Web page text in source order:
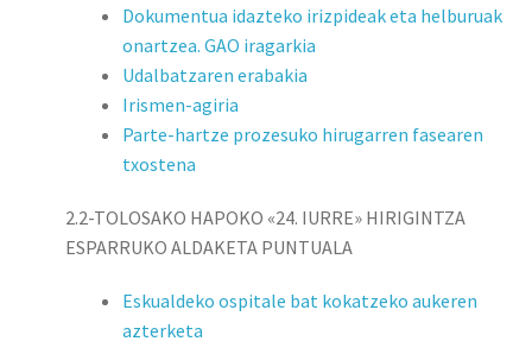
Dokumentua idazteko irizpideak eta helburuak
onartzea. GAO iragarkia
Udalbatzaren erabakia
Irismen-agiria
Parte-hartze prozesuko hirugarren fasearen
txostena
2.2-TOLOSAKO HAPOKO «24. IURRE» HIRIGINTZA
ESPARRUKO ALDAKETA PUNTUALA
Eskualdeko ospitale bat kokatzeko aukeren
azterketa